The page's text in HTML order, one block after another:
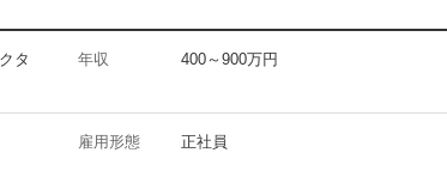
タ
年収 400～900万円
雇用形態 正社員